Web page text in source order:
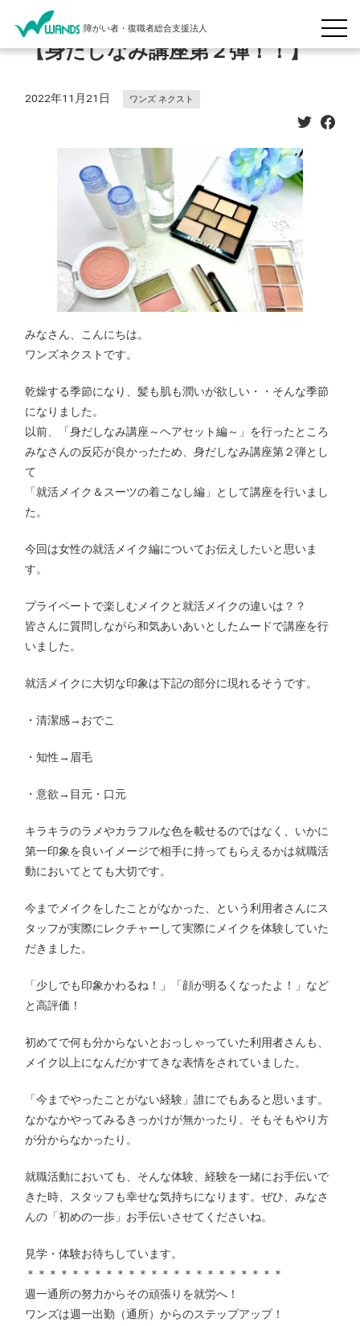
障がい者・復職者総合支援法人
【身だしなみ講座第２弾！！】
2022年11月21日 ワンズ ネクスト
みなさん、こんにちは。
ワンズネクストです。
乾燥する季節になり、髪も肌も潤いが欲しい・・そんな季節
になりました。
以前、「身だしなみ講座～ヘアセット編～」を行ったところ
みなさんの反応が良かったため、身だしなみ講座第２弾とし
て
「就活メイク＆スーツの着こなし編」として講座を行いまし
た。
今回は女性の就活メイク編についてお伝えしたいと思いま
す。
プライベートで楽しむメイクと就活メイクの違いは？？
皆さんに質問しながら和気あいあいとしたムードで講座を行
いました。
就活メイクに大切な印象は下記の部分に現れるそうです。
・清潔感→おでこ
・知性→眉毛
・意欲→目元・口元
キラキラのラメやカラフルな色を載せるのではなく、いかに
第一印象を良いイメージで相手に持ってもらえるかは就職活
動においてとても大切です。
今までメイクをしたことがなかった、という利用者さんにス
タッフが実際にレクチャーして実際にメイクを体験していた
だきました。
「少しでも印象かわるね！」「顔が明るくなったよ！」など
と高評価！
初めてで何も分からないとおっしゃっていた利用者さんも、
メイク以上になんだかすてきな表情をされていました。
「今までやったことがない経験」誰にでもあると思います。
なかなかやってみるきっかけが無かったり、そもそもやり方
が分からなかったり。
就職活動においても、そんな体験、経験を一緒にお手伝いで
きた時、スタッフも幸せな気持ちになります。ぜひ、みなさ
んの「初めの一歩」お手伝いさせてくださいね。
見学・体験お待ちしています。
＊＊＊＊＊＊＊＊＊＊＊＊＊＊＊＊＊＊＊＊＊＊＊
週一通所の努力からその頑張りを就労へ！
ワンズは週一出勤（通所）からのステップアップ！